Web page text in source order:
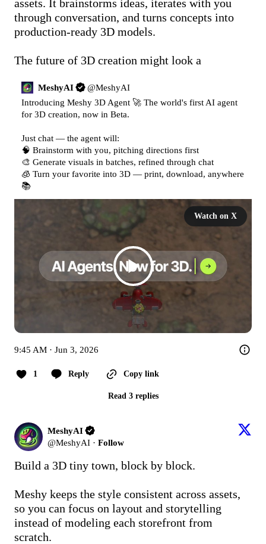
assets. It brainstorms ideas, iterates with you
through conversation, and turns concepts into
production-ready 3D models.
The future of 3D creation might look a
MeshyAI @MeshyAI
Introducing Meshy 3D Agent 🚀 The world's first AI agent
for 3D creation, now in Beta.
Just chat — the agent will:
🧠 Brainstorm with you, pitching directions first
🎨 Generate visuals in batches, refined through chat
🧊 Turn your favorite into 3D — print, download, anywhere
📚
Watch on X
9:45 AM · Jun 3, 2026
1 Reply Copy link
Read 3 replies
MeshyAI
@MeshyAI · Follow
Build a 3D tiny town, block by block.
Meshy keeps the style consistent across assets,
so you can focus on layout and storytelling
instead of modeling each storefront from
scratch.